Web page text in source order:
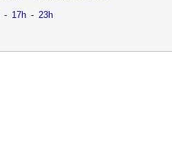
- 17h - 23h